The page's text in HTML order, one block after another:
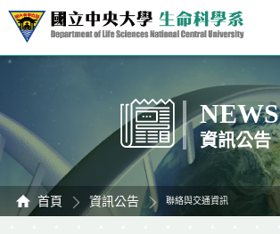
NEWS
資訊公告
首頁 資訊公告 聯絡與交通資訊